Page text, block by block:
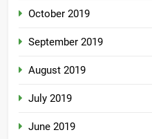
October 2019
September 2019
August 2019
July 2019
June 2019